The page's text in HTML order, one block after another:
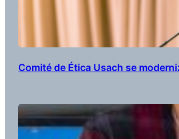
Comité de Ética Usach se